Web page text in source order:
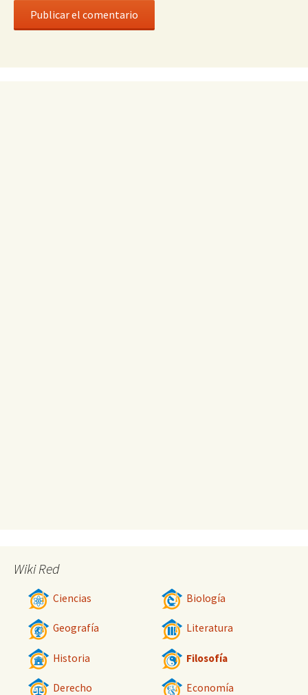
Wiki Red
Ciencias Biología
Geografía Literatura
Historia Filosofía
Derecho Economía